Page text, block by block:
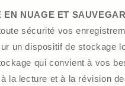
EN NUAGE ET
sécurité vos
un dispositif de stockage
qui convient à vos
la lecture et à la révision